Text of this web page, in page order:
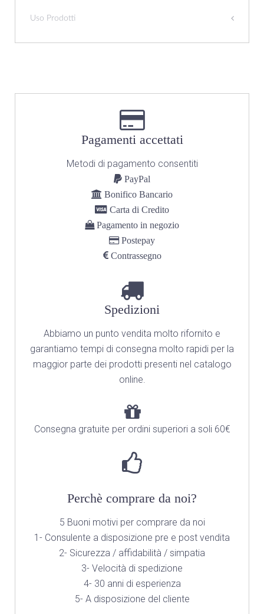
Uso Prodotti
Pagamenti accettati
Metodi di pagamento consentiti
PayPal
Bonifico Bancario
Carta di Credito
Pagamento in negozio
Postepay
Contrassegno
Spedizioni
Abbiamo un punto vendita molto rifornito e
garantiamo tempi di consegna molto rapidi per la
maggior parte dei prodotti presenti nel catalogo
online.
Consegna gratuite per ordini superiori a soli 60€
Perchè comprare da noi?
5 Buoni motivi per comprare da noi
1- Consulente a disposizione pre e post vendita
2- Sicurezza / affidabilità / simpatia
3- Velocità di spedizione
4- 30 anni di esperienza
5- A disposizione del cliente